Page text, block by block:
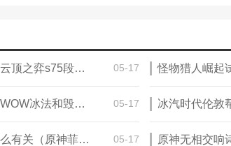
家园单机版游戏攻略(家园游戏完整版)
倩女幽魂手游家园升级花费及工艺详细攻略(倩女幽
手游三国家园图纸攻略(qq三国家园图纸)
战争与家园手游新手攻略(战争与家园手游新手攻略
rimworld基地布局(饥荒中小型基地布局图)
酱怎么做(饥荒鱼子酱怎么做)
饥荒麦斯威尔暗
攻略帐逢(游戏饥荒攻略)
饥荒鱼人王(饥荒鱼人
饥荒攻略秘籍(饥荒游戏攻略秘籍)
倩女幽魂手游
手游灵兽攻略医生(倩女幽魂手游家园灵兽)
手
云顶之弈齐天大圣出装（云顶之弈s75段位重置吗） 05-17
僵尸毁灭工程推荐职业（WOW冰法和毁灭术士哪个好玩） 05-17
原神菲谢尔技能伤害与什么有关（原神菲谢尔需要元素精通吗） 05-17